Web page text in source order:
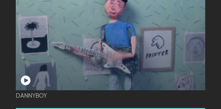
DANNYBOY